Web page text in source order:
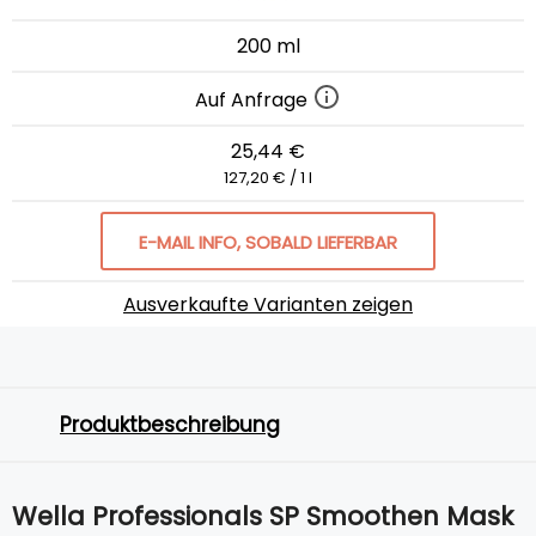
200 ml
Auf Anfrage
25,44 €
127,20 € / 1 l
E-MAIL INFO, SOBALD LIEFERBAR
Ausverkaufte Varianten zeigen
Produktbeschreibung
Wella Professionals SP Smoothen Mask